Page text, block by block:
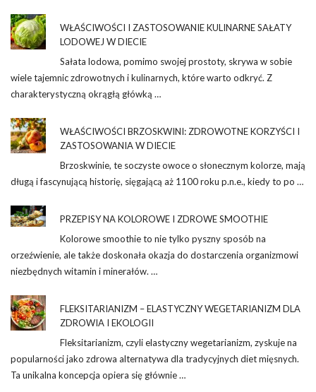
WŁAŚCIWOŚCI I ZASTOSOWANIE KULINARNE SAŁATY
LODOWEJ W DIECIE
Sałata lodowa, pomimo swojej prostoty, skrywa w sobie
wiele tajemnic zdrowotnych i kulinarnych, które warto odkryć. Z
charakterystyczną okrągłą główką …
WŁAŚCIWOŚCI BRZOSKWINI: ZDROWOTNE KORZYŚCI I
ZASTOSOWANIA W DIECIE
Brzoskwinie, te soczyste owoce o słonecznym kolorze, mają
długą i fascynującą historię, sięgającą aż 1100 roku p.n.e., kiedy to po …
PRZEPISY NA KOLOROWE I ZDROWE SMOOTHIE
Kolorowe smoothie to nie tylko pyszny sposób na
orzeźwienie, ale także doskonała okazja do dostarczenia organizmowi
niezbędnych witamin i minerałów. …
FLEKSITARIANIZM – ELASTYCZNY WEGETARIANIZM DLA
ZDROWIA I EKOLOGII
Fleksitarianizm, czyli elastyczny wegetarianizm, zyskuje na
popularności jako zdrowa alternatywa dla tradycyjnych diet mięsnych.
Ta unikalna koncepcja opiera się głównie …